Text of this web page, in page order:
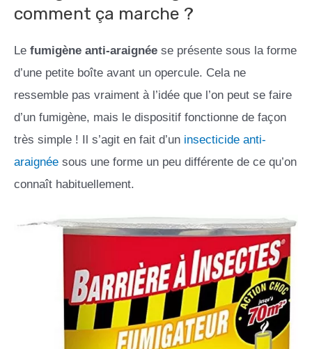
comment ça marche ?
Le fumigène anti-araignée se présente sous la forme
d’une petite boîte avant un opercule. Cela ne
ressemble pas vraiment à l’idée que l’on peut se faire
d’un fumigène, mais le dispositif fonctionne de façon
très simple ! Il s’agit en fait d’un insecticide anti-
araignée sous une forme un peu différente de ce qu’on
connaît habituellement.